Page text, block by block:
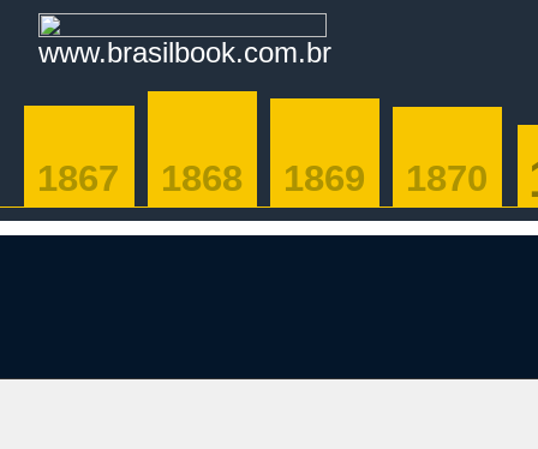
www.brasilbook.com.br
1867 1868 1869 1870